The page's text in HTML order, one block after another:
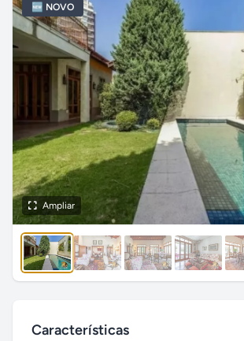
🆕 NOVO
Ampliar
Características